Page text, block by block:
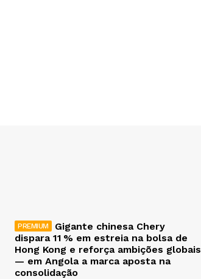
Gigante chinesa Chery
dispara 11 % em estreia na bolsa de
Hong Kong e reforça ambições globais
— em Angola a marca aposta na
consolidação